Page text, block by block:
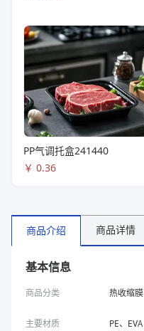
PP气调托盒241440
￥ 0.36
商品介绍 商品详情
基本信息
商品分类 热收缩膜
主要材质 PE、EVA